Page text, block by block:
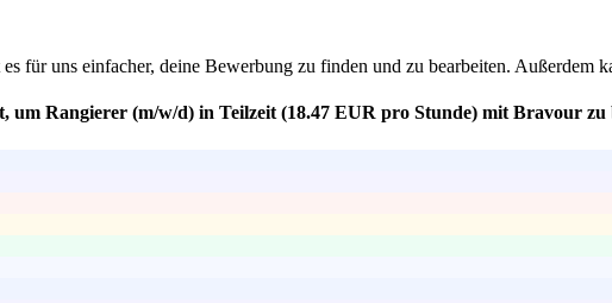
für uns einfacher, deine Bewerbung zu finden und zu bearbeiten. Außerdem
um Rangierer (m/w/d) in Teilzeit (18.47 EUR pro Stunde) mit Bravour zu